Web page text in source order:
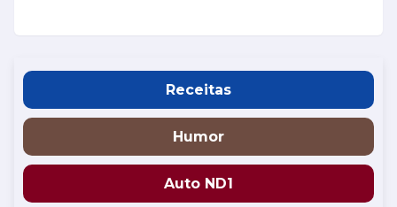
Receitas
Humor
Auto ND1